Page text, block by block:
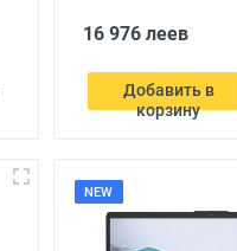
16 976 леев
Добавить в
корзину
NEW